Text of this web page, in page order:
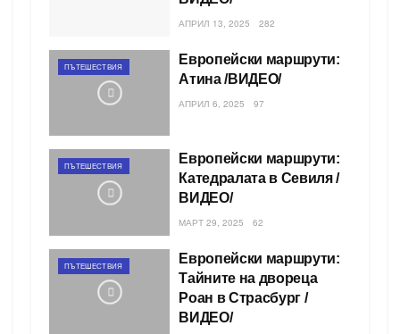
АПРИЛ 13, 2025 282
ПЪТЕШЕСТВИЯ
Европейски маршрути:
Атина /ВИДЕО/
АПРИЛ 6, 2025 97
ПЪТЕШЕСТВИЯ
Европейски маршрути:
Катедралата в Севиля /
ВИДЕО/
МАРТ 29, 2025 62
ПЪТЕШЕСТВИЯ
Европейски маршрути:
Тайните на двореца
Роан в Страсбург /
ВИДЕО/